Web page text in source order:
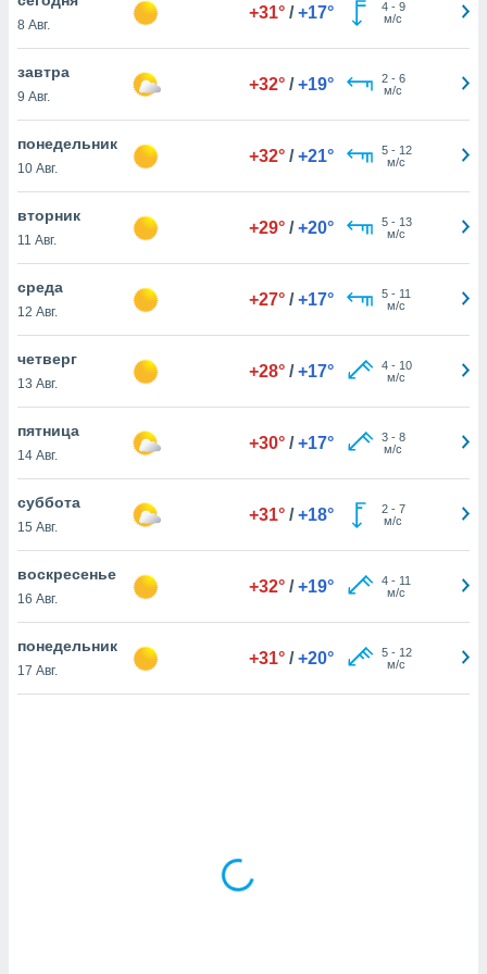
действия
на веб-
основе.
нашей
cookie
в
ВЫ
равно
нашим
8 Авг.
+31° / +17° 4- 9
м/с
завтра
9 Авг.
+32° / +19° 2- 6
м/с
понедельник
10 Авг.
+32° / +21° 5- 12
м/с
вторник
11 Авг.
+29° / +20° 5- 13
м/с
среда
12 Авг.
+27° / +17° 5- 11
м/с
четверг
13 Авг.
+28° / +17° 4- 10
м/с
пятница
14 Авг.
+30° / +17° 3- 8
м/с
суббота
15 Авг.
+31° / +18° 2- 7
м/с
воскресенье
16 Авг.
+32° / +19° 4- 11
м/с
понедельник
17 Авг.
+31° / +20° 5- 12
м/с